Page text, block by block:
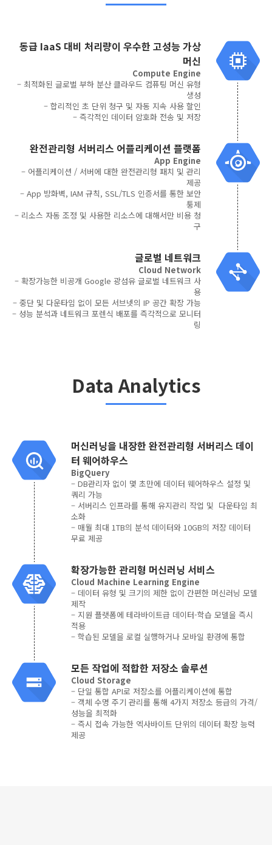
동급 IaaS 대비 처리량이 우수한 고성능 가상
머신
Compute Engine
– 최적화된 글로벌 부하 분산 클라우드 컴퓨팅 머신 유형
생성
– 합리적인 초 단위 청구 및 자동 지속 사용 할인
– 즉각적인 데이터 암호화 전송 및 저장
완전관리형 서버리스 어플리케이션 플랫폼
App Engine
– 어플리케이션 / 서버에 대한 완전관리형 패치 및 관리
제공
– App 방화벽, IAM 규칙, SSL/TLS 인증서를 통한 보안
퉁제
– 리소스 자동 조정 및 사용한 리소스에 대해서만 비용 청
구
글로벌 네트워크
Cloud Network
– 확장가능한 비공개 Google 광섬유 글로벌 네트워크 사
용
– 중단 및 다운타임 없이 모든 서브넷의 IP 공간 확장 가능
– 성능 분석과 네트워크 포렌식 배포를 즉각적으로 모니터
링
Data Analytics
머신러닝을 내장한 완전관리형 서버리스 데이
터 웨어하우스
BigQuery
– DB관리자 없이 몇 초만에 데이터 웨어하우스 설정 및
쿼리 가능
– 서버리스 인프라를 통해 유지관리 작업 및 다운타임 최
소화
– 매월 최대 1TB의 분석 데이터와 10GB의 저장 데이터
무료 제공
확장가능한 관리형 머신러닝 서비스
Cloud Machine Learning Engine
– 데이터 유형 및 크기의 제한 없이 간편한 머신러닝 모델
제작
– 지원 플랫폼에 테라바이트급 데이터-학습 모델을 즉시
적용
– 학습된 모델을 로컬 실행하거나 모바일 환경에 통합
모든 작업에 적합한 저장소 솔루션
Cloud Storage
– 단일 통합 API로 저장소를 어플리케이션에 통합
– 객체 수명 주기 관리를 통해 4가지 저장소 등급의 가격/
성능을 최적화
– 즉시 접속 가능한 엑사바이트 단위의 데이터 확장 능력
제공